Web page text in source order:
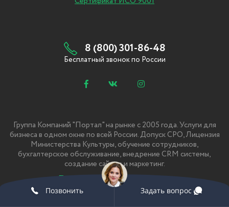
8 (800) 301-86-48
Бесплатный звонок по России
Группа Компаний "Портал" на рынке с 2005 года. Услуги для
бизнеса в одном окне по всей России. Допуск СРО, Лицензия
Министерства Культуры, обучение сотрудников,
бухгалтерское обслуживание, внедрение CRM системы,
создание сайтов и маркетинг.
Политика Конфиденциальности
Позвонить Задать вопрос